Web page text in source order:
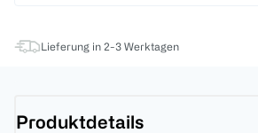
Lieferung in 2-3 Werktagen
Produktdetails